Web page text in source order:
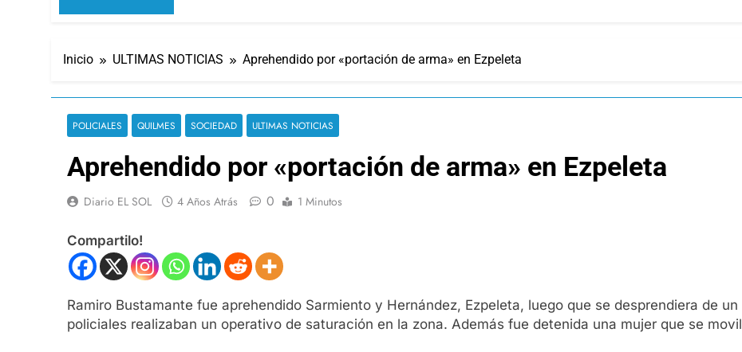
Inicio ULTIMAS NOTICIAS Aprehendido por «portación de arma» en Ezpeleta
POLICIALES QUILMES SOCIEDAD ULTIMAS NOTICIAS
Aprehendido por «portación de arma» en Ezpeleta
Diario EL SOL 4 Años Atrás 0 1 Minutos
Compartilo!
Ramiro Bustamante fue aprehendido Sarmiento y Hernández, Ezpeleta, luego que se desprendiera de
policiales realizaban un operativo de saturación en la zona. Además fue detenida una mujer que se